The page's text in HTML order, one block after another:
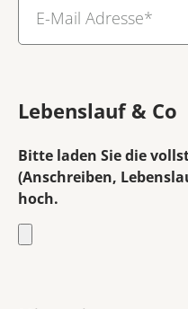
E-Mail Adresse*
Lebenslauf & Co
Bitte laden Sie die
(Anschreiben,
hoch.